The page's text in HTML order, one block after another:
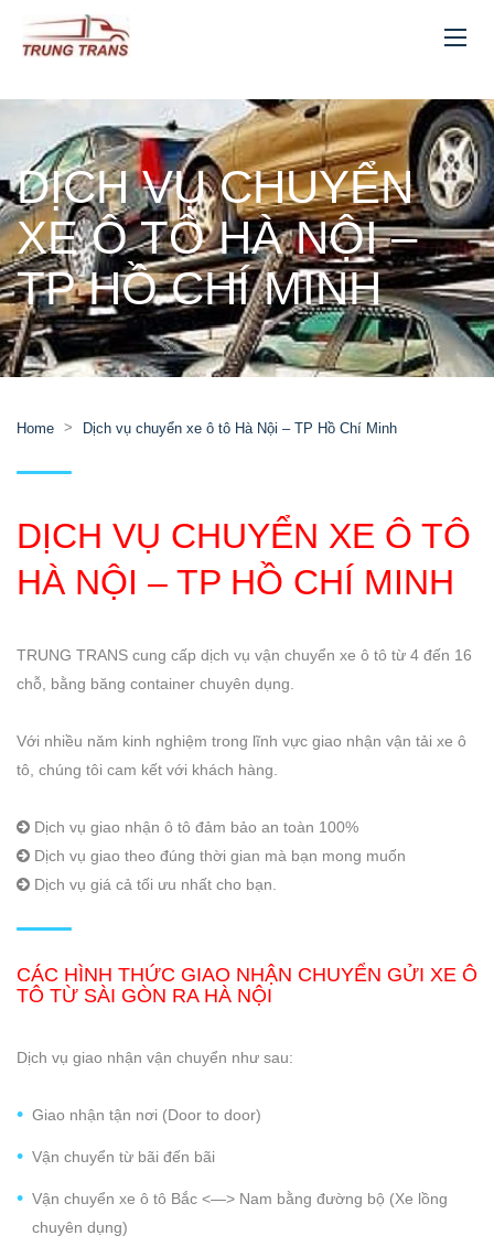
DỊCH VỤ CHUYỂN
XE Ô TÔ HÀ NỘI –
TP HỒ CHÍ MINH
Home > Dịch vụ chuyển xe ô tô Hà Nội – TP Hồ Chí Minh
DỊCH VỤ CHUYỂN XE Ô TÔ
HÀ NỘI – TP HỒ CHÍ MINH
TRUNG TRANS cung cấp dịch vụ vận chuyển xe ô tô từ 4 đến 16
chỗ, bằng băng container chuyên dụng.
Với nhiều năm kinh nghiệm trong lĩnh vực giao nhận vận tải xe ô
tô, chúng tôi cam kết với khách hàng.
Dịch vụ giao nhận ô tô đảm bảo an toàn 100%
Dịch vụ giao theo đúng thời gian mà bạn mong muốn
Dịch vụ giá cả tối ưu nhất cho bạn.
CÁC HÌNH THỨC GIAO NHẬN CHUYỂN GỬI XE Ô
TÔ TỪ SÀI GÒN RA HÀ NỘI
Dịch vụ giao nhận vận chuyển như sau:
Giao nhận tận nơi (Door to door)
Vận chuyển từ bãi đến bãi
Vận chuyển xe ô tô Bắc <—> Nam bằng đường bộ (Xe lồng
chuyên dụng)